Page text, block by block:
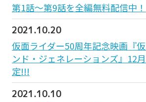
第1話〜第9話を全編無料配信中！
2021.10.20
仮面ライダー50周年記念映画『
ンド・ジェネレーションズ』12
定!!!
2021.10.10